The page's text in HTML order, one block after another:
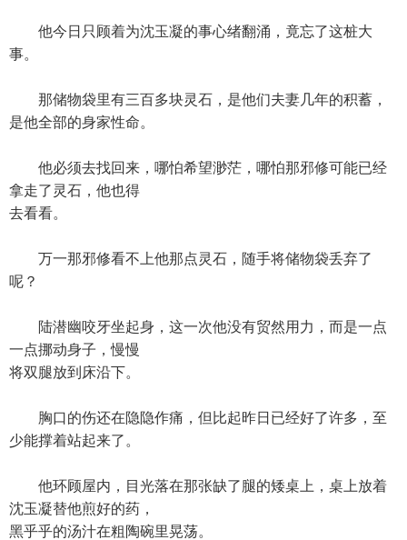
他今日只顾着为沈玉凝的事心绪翻涌，竟忘了这桩大
事。
那储物袋里有三百多块灵石，是他们夫妻几年的积蓄，
是他全部的身家性命。
他必须去找回来，哪怕希望渺茫，哪怕那邪修可能已经
拿走了灵石，他也得
去看看。
万一那邪修看不上他那点灵石，随手将储物袋丢弃了
呢？
陆潜幽咬牙坐起身，这一次他没有贸然用力，而是一点
一点挪动身子，慢慢
将双腿放到床沿下。
胸口的伤还在隐隐作痛，但比起昨日已经好了许多，至
少能撑着站起来了。
他环顾屋内，目光落在那张缺了腿的矮桌上，桌上放着
沈玉凝替他煎好的药，
黑乎乎的汤汁在粗陶碗里晃荡。